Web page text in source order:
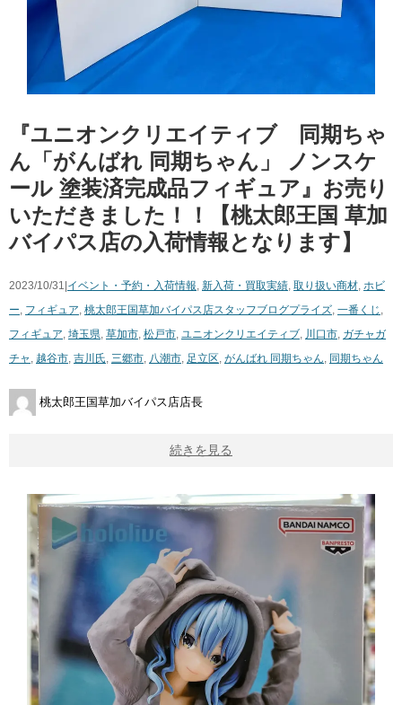
『ユニオンクリエイティブ 同期ちゃ
ん「がんばれ 同期ちゃん」 ノンスケ
ール 塗装済完成品フィギュア』お売り
いただきました！！【桃太郎王国 草加
バイパス店の入荷情報となります】
2023/10/31| イベント・予約・入荷情報, 新入荷・買取実績, 取り扱い商材, ホビ
ー, フィギュア, 桃太郎王国草加バイパス店スタッフブログプライズ, 一番くじ ,
フィギュア, 埼玉県, 草加市, 松戸市, ユニオンクリエイティブ, 川口市, ガチャガ
チャ , 越谷市, 吉川氏, 三郷市, 八潮市, 足立区, がんばれ 同期ちゃん, 同期ちゃん
桃太郎王国草加バイパス店店長
続きを見る